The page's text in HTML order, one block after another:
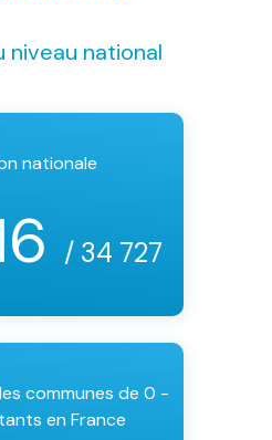
niveau national
nationale
/ 34 727
communes de 0 -
en France